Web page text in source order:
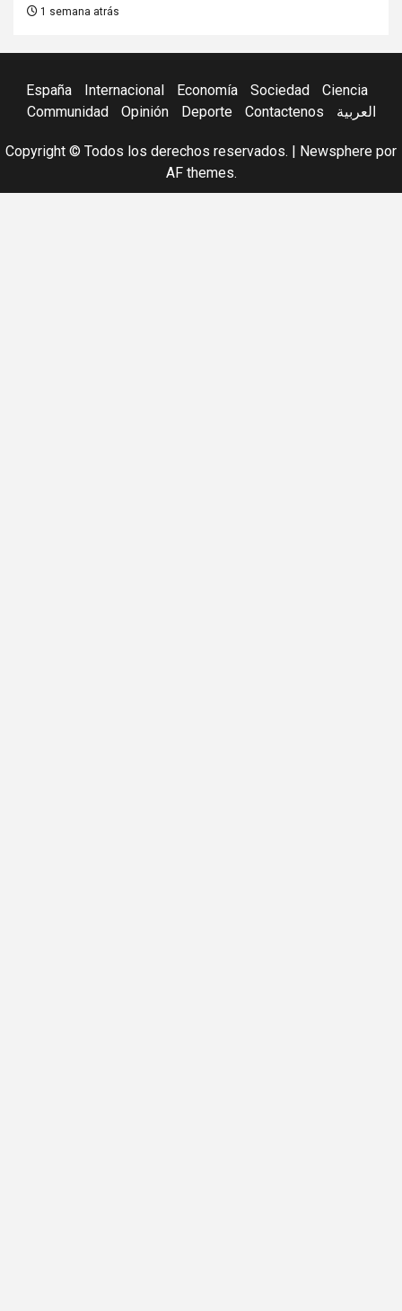
1 semana atrás
España Internacional Economía Sociedad
Ciencia
Communidad
Opinión Deporte Contactenos العربية
Copyright © Todos los derechos reservados. | Newsphere por
AF themes.